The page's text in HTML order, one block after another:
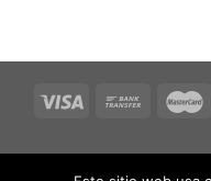
Copyright